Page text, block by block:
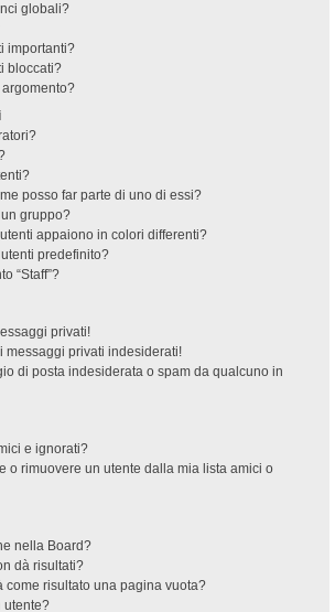
globali?
importanti?
bloccati?
posso far parte di uno di essi?
gruppo?
appaiono in colori differenti?
predefinito?
“Staff”?
privati!
messaggi privati indesiderati!
di posta indesiderata o spam da qualcuno in
e ignorati?
o rimuovere un utente dalla mia lista amici o
nella Board?
dà risultati?
come risultato una pagina vuota?
utente?